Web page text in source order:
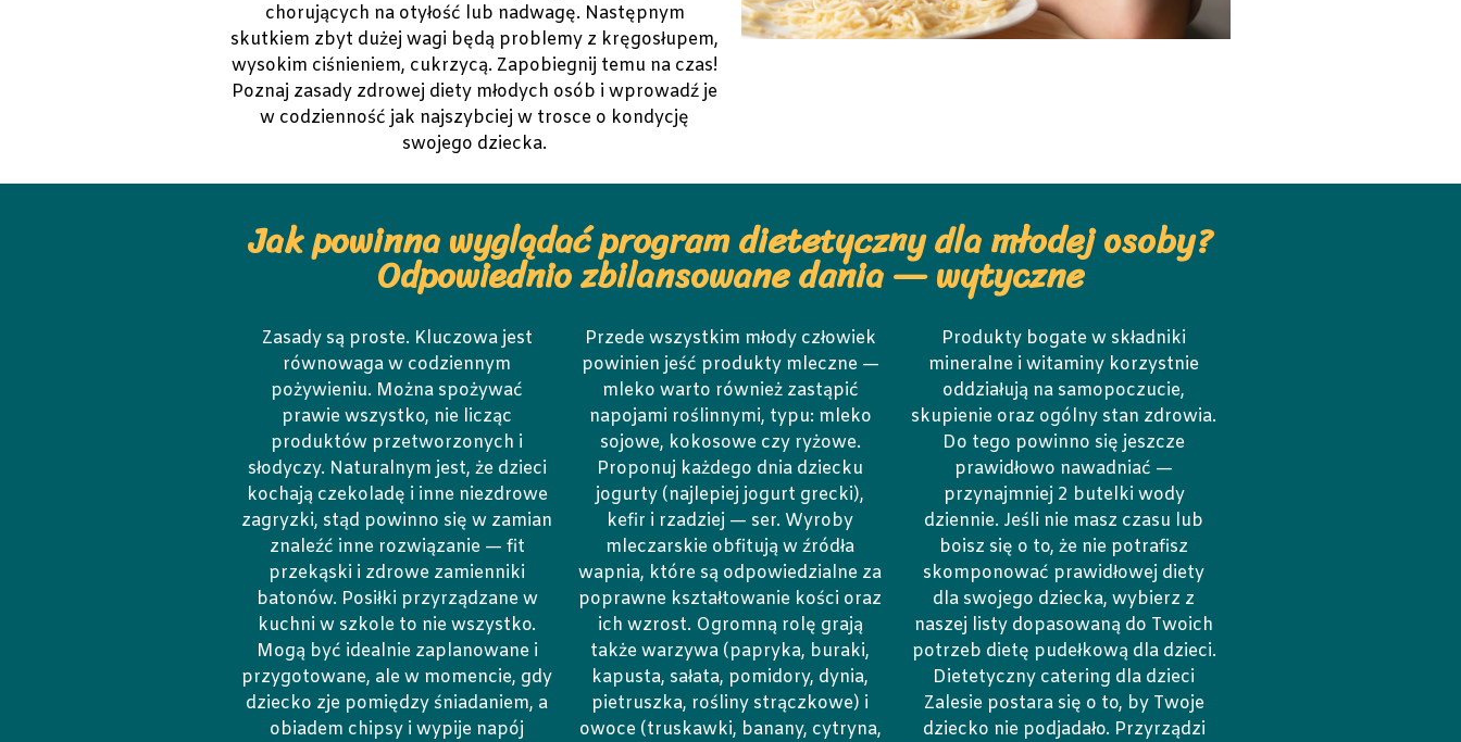
chorujących na otyłość lub nadwagę. Następnym
skutkiem zbyt dużej wagi będą problemy z kręgosłupem,
wysokim ciśnieniem, cukrzycą. Zapobiegnij temu na czas!
Poznaj zasady zdrowej diety młodych osób i wprowadź je
w codzienność jak najszybciej w trosce o kondycję
swojego dziecka.
Jak powinna wyglądać program dietetyczny dla młodej osoby?
Odpowiednio zbilansowane dania — wytyczne
Zasady są proste. Kluczowa jest
równowaga w codziennym
pożywieniu. Można spożywać
prawie wszystko, nie licząc
produktów przetworzonych i
słodyczy. Naturalnym jest, że dzieci
kochają czekoladę i inne niezdrowe
zagryzki, stąd powinno się w zamian
znaleźć inne rozwiązanie — fit
przekąski i zdrowe zamienniki
batonów. Posiłki przyrządzane w
kuchni w szkole to nie wszystko.
Mogą być idealnie zaplanowane i
przygotowane, ale w momencie, gdy
dziecko zje pomiędzy śniadaniem, a
obiadem chipsy i wypije napój
Przede wszystkim młody człowiek
powinien jeść produkty mleczne —
mleko warto również zastąpić
napojami roślinnymi, typu: mleko
sojowe, kokosowe czy ryżowe.
Proponuj każdego dnia dziecku
jogurty (najlepiej jogurt grecki),
kefir i rzadziej — ser. Wyroby
mleczarskie obfitują w źródła
wapnia, które są odpowiedzialne za
poprawne kształtowanie kości oraz
ich wzrost. Ogromną rolę grają
także warzywa (papryka, buraki,
kapusta, sałata, pomidory, dynia,
pietruszka, rośliny strączkowe) i
owoce (truskawki, banany, cytryna,
Produkty bogate w składniki
mineralne i witaminy korzystnie
oddziałują na samopoczucie,
skupienie oraz ogólny stan zdrowia.
Do tego powinno się jeszcze
prawidłowo nawadniać —
przynajmniej 2 butelki wody
dziennie. Jeśli nie masz czasu lub
boisz się o to, że nie potrafisz
skomponować prawidłowej diety
dla swojego dziecka, wybierz z
naszej listy dopasowaną do Twoich
potrzeb dietę pudełkową dla dzieci.
Dietetyczny catering dla dzieci
Zalesie postara się o to, by Twoje
dziecko nie podjadało. Przyrządzi